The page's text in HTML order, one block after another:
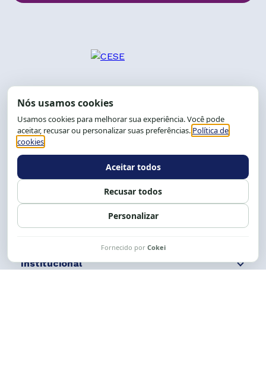
End.: R. da Graça, 150. Graça
CEP: 40.150-055
Salvador-BA, Brasil.
Tel.: (71) 2104-5457, Cel.: (71) 9 9239-2104 ou 2105
Expediente: 8h às 12h e 13 às 17h.
Siga nossas redes Fale conosco
Institucional